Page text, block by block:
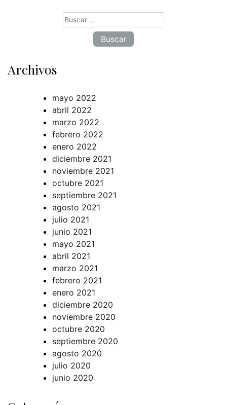
Archivos
mayo 2022
abril 2022
marzo 2022
febrero 2022
enero 2022
diciembre 2021
noviembre 2021
octubre 2021
septiembre 2021
agosto 2021
julio 2021
junio 2021
mayo 2021
abril 2021
marzo 2021
febrero 2021
enero 2021
diciembre 2020
noviembre 2020
octubre 2020
septiembre 2020
agosto 2020
julio 2020
junio 2020